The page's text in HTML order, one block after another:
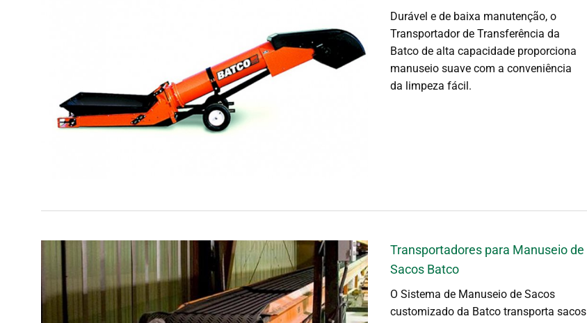
Durável e de baixa manutenção, o
Transportador de Transferência da
Batco de alta capacidade proporciona
manuseio suave com a conveniência
da limpeza fácil.
Transportadores para Manuseio de
Sacos Batco
O Sistema de Manuseio de Sacos
customizado da Batco transporta sacos